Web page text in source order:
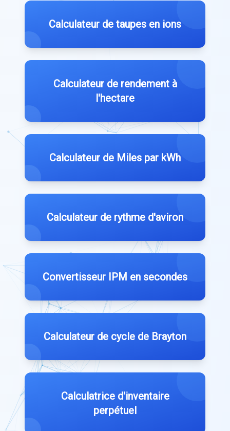
Calculateur de taupes en ions
Calculateur de rendement à
l'hectare
Calculateur de Miles par kWh
Calculateur de rythme d'aviron
Convertisseur IPM en secondes
Calculateur de cycle de Brayton
Calculatrice d'inventaire
perpétuel